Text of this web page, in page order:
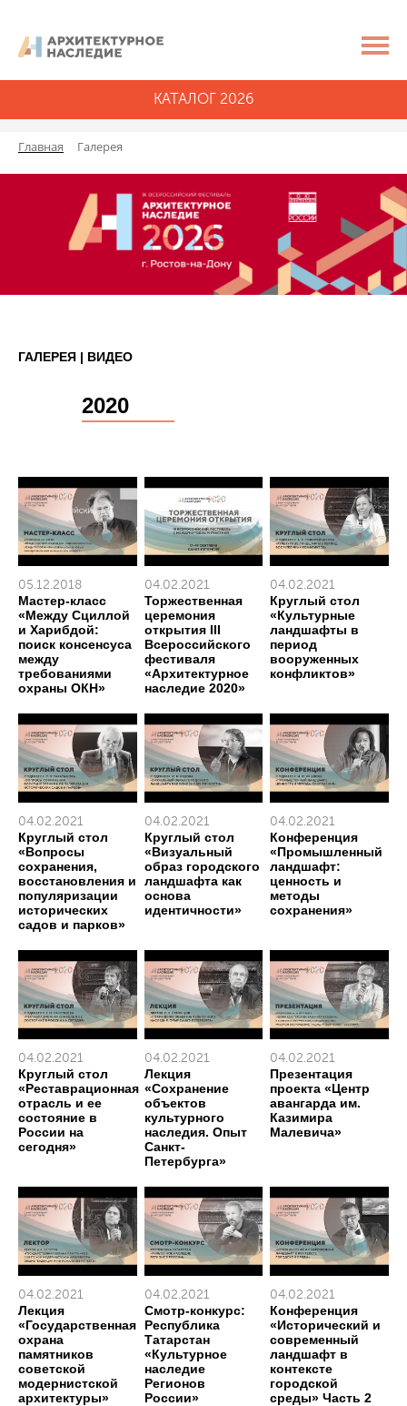
КАТАЛОГ 2026
Главная Галерея
ГАЛЕРЕЯ | ВИДЕО
2020
05.12.2018
Мастер-класс
«Между Сциллой
и Харибдой:
поиск консенсуса
между
требованиями
охраны ОКН»
04.02.2021
Торжественная
церемония
открытия III
Всероссийского
фестиваля
«Архитектурное
наследие 2020»
04.02.2021
Круглый стол
«Культурные
ландшафты в
период
вооруженных
конфликтов»
04.02.2021
Круглый стол
«Вопросы
сохранения,
восстановления и
популяризации
исторических
садов и парков»
04.02.2021
Круглый стол
«Визуальный
образ городского
ландшафта как
основа
идентичности»
04.02.2021
Конференция
«Промышленный
ландшафт:
ценность и
методы
сохранения»
04.02.2021
Круглый стол
«Реставрационная
отрасль и ее
состояние в
России на
сегодня»
04.02.2021
Лекция
«Сохранение
объектов
культурного
наследия. Опыт
Санкт-
Петербурга»
04.02.2021
Презентация
проекта «Центр
авангарда им.
Казимира
Малевича»
04.02.2021
Лекция
«Государственная
охрана
памятников
советской
модернистской
архитектуры»
04.02.2021
Смотр-конкурс:
Республика
Татарстан
«Культурное
наследие
Регионов
России»
04.02.2021
Конференция
«Исторический и
современный
ландшафт в
контексте
городской
среды» Часть 2